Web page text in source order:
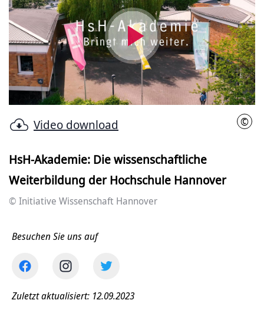
Video
abspielen
©
Video download
HsH-Akademie: Die wissenschaftliche
Weiterbildung der Hochschule Hannover
© Initiative Wissenschaft Hannover
Besuchen Sie uns auf
Zuletzt aktualisiert: 12.09.2023